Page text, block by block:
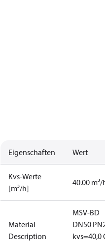
Eigenschaften Wert
Kvs-Werte
[m³/h]
40.00 m³/
Material
Description
MSV-BD
DN50
kvs=40,0